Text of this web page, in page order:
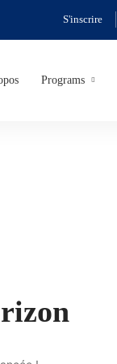
S'inscrire
Programs